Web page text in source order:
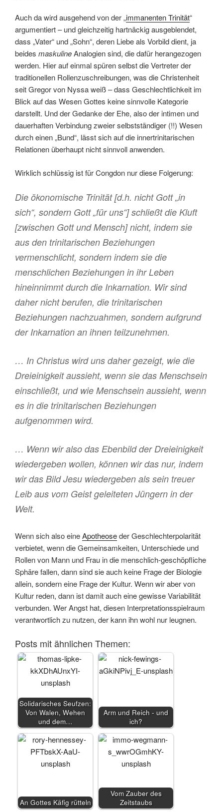
Auch da wird ausgehend von der „immanenten Trinität“
argumentiert – und gleichzeitig hartnäckig ausgeblendet,
dass „Vater“ und „Sohn“, deren Liebe als Vorbild dient, ja
beides maskulineAnalogien sind, die dafür herangezogen
werden. Hier auf einmal spüren selbst die Vertreter der
traditionellen Rollenzuschreibungen, was die Christenheit
seit Gregor von Nyssa weiß – dass Geschlechtlichkeit im
Blick auf das Wesen Gottes keine sinnvolle Kategorie
darstellt. Und der Gedanke der Ehe, also der intimen und
dauerhaften Verbindung zweier selbstständiger (!!) Wesen
durch einen „Bund“, lässt sich auf die innertrinitarischen
Relationen überhaupt nicht sinnvoll anwenden.
Wirklich schlüssig ist für Congdon nur diese Folgerung:
Die ökonomische Trinität [d.h. nicht Gott „in
sich“, sondern Gott „für uns“] schließt die Kluft
[zwischen Gott und Mensch] nicht, indem sie
aus den trinitarischen Beziehungen
vermenschlicht, sondern indem sie die
menschlichen Beziehungen in ihr Leben
hineinnimmt durch die Inkarnation. Wir sind
daher nicht berufen, die trinitarischen
Beziehungen nachzuahmen, sondern aufgrund
der Inkarnation an ihnen teilzunehmen.
… In Christus wird uns daher gezeigt, wie die
Dreieinigkeit aussieht, wenn sie das Menschsein
einschließt, und wie Menschsein aussieht, wenn
es in die trinitarischen Beziehungen
aufgenommen wird.
… Wenn wir also das Ebenbild der Dreieinigkeit
wiedergeben wollen, können wir das nur, indem
wir das Bild Jesu wiedergeben als sein treuer
Leib aus vom Geist geleiteten Jüngern in der
Welt.
Wenn sich also eineApotheoseder Geschlechterpolarität
verbietet, wenn die Gemeinsamkeiten, Unterschiede und
Rollen von Mann und Frau in die menschlich-geschöpfliche
Sphäre fallen, dann sind sie auch keine Frage der Biologie
allein, sondern eine Frage der Kultur. Wenn wir aber von
Kultur reden, dann ist damit auch eine gewisse Variabilität
verbunden. Wer Angst hat, diesen Interpretationsspielraum
verantwortlich zu nutzen, der kann ihn wohl nur leugnen.
Posts mit ähnlichen Themen:
Solidarisches Seufzen:
Von Walen, Wehen
und dem…
Arm und Reich - und
ich?
An Gottes Käfig rütteln
Vom Zauber des
Zeitstaubs